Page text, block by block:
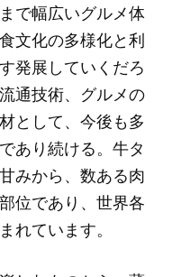
で幅広いグルメ体
文化の多様化と利
発展していくだろ
通技術、グルメの
として、今後も多
あり続ける。牛タ
みから、数ある肉
位であり、世界各
れています。